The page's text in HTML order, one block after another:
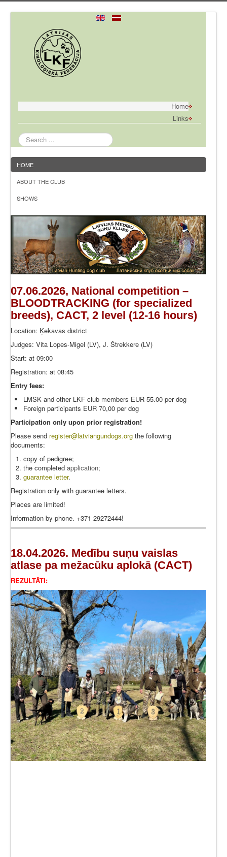
Home
Links
Search
...
HOME
ABOUT THE CLUB
SHOWS
07.06.2026, National competition –
BLOODTRACKING (for specialized
breeds), CACT, 2 level (12-16 hours)
Location: Ķekavas district
Judges: Vita Lopes-Migel (LV), J. Štrekkere (LV)
Start: at 09:00
Registration: at 08:45
Entry fees:
LMSK and other LKF club members EUR 55.00 per dog
Foreign participants EUR 70,00 per dog
Participation only upon prior registration!
Please send register@latviangundogs.org the following
documents:
copy of pedigree;
the completed application;
guarantee letter.
Registration only with guarantee letters.
Places are limited!
Information by phone. +371 29272444!
18.04.2026. Medību suņu vaislas
atlase pa mežacūku aplokā (CACT)
REZULTĀTI: